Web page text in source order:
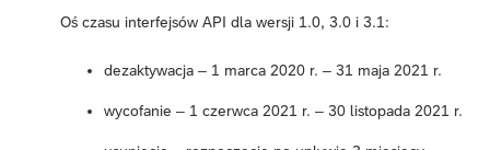
Oś czasu interfejsów API dla wersji 1.0, 3.0 i 3.1:
dezaktywacja – 1 marca 2020 r. – 31 maja 2021 r.
wycofanie – 1 czerwca 2021 r. – 30 listopada 2021 r.